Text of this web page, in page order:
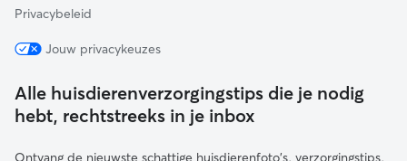
Privacybeleid
Jouw privacykeuzes
Alle huisdierenverzorgingstips die je nodig
hebt, rechtstreeks in je inbox
Ontvang de nieuwste schattige huisdierenfoto's, verzorgingstips,